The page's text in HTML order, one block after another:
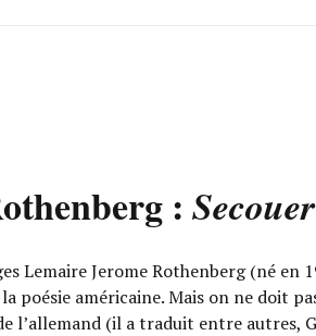
:
Lemaire Jerome Rothenberg (né en
poésie américaine. Mais on ne doit
l’allemand (il a traduit entre autres,